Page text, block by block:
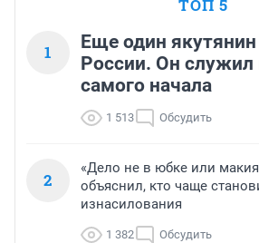
ТОП 5
1
Еще один
России. Он служил
самого начала
1 513 Обсудить
2
«Дело не в юбке или
объяснил, кто чаще
изнасилования
1 382 Обсудить